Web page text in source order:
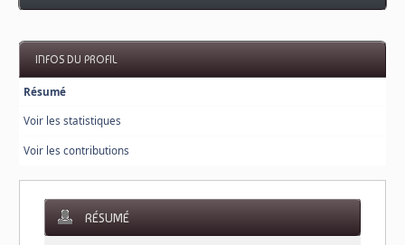
INFOS DU PROFIL
Résumé
Voir les statistiques
Voir les contributions
RÉSUMÉ